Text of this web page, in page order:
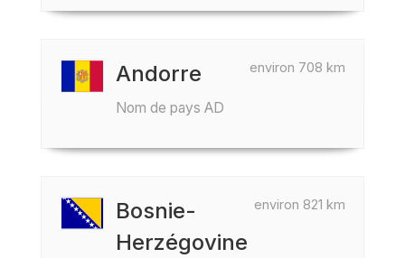
environ 708 km
Andorre
Nom de pays AD
environ 821 km
Bosnie-
Herzégovine